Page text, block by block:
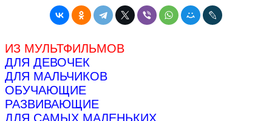
ИЗ МУЛЬТФИЛЬМОВ
ДЛЯ ДЕВОЧЕК
ДЛЯ МАЛЬЧИКОВ
ОБУЧАЮЩИЕ
РАЗВИВАЮЩИЕ
ДЛЯ САМЫХ МАЛЕНЬКИХ